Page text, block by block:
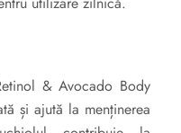
& Avocado Body
și ajută la menținerea